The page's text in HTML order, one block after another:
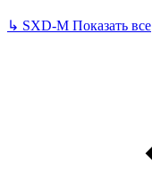
↳ SXD-M Показать все